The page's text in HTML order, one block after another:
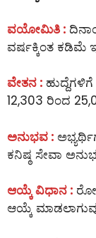
ವಯೋಮಿತಿ :
ವರ್ಷಕ್ಕಿಂತ ಕಡಿಮೆ
ವೇತನ :
12,303 ರಿಂದ
ಅನುಭವ :
ಕನಿಷ್ಠ ಸೇವಾ
ಆಯ್ಕೆ ವಿಧಾನ :
ಆಯ್ಕೆ